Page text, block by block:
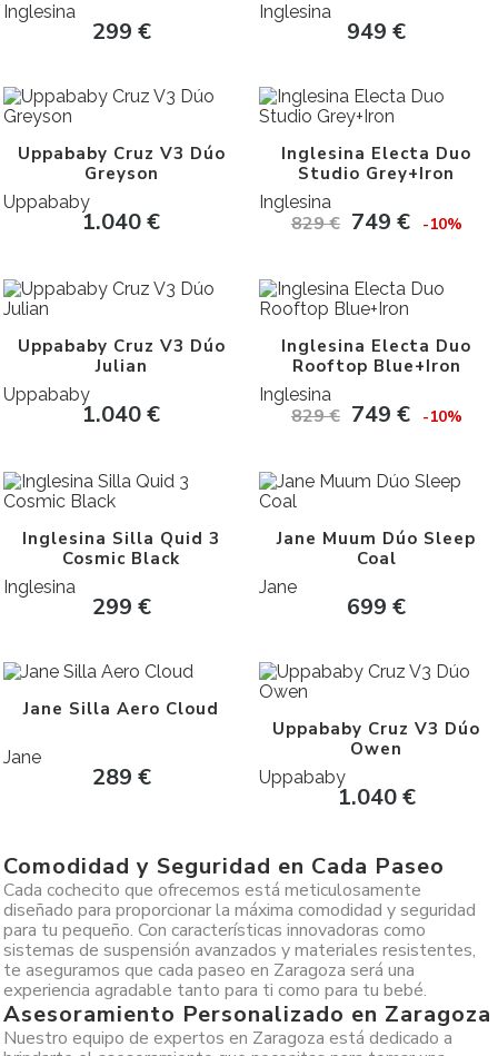
Inglesina
299 €
Inglesina
949€
Uppababy Cruz V3 Dúo
Greyson
Uppababy
1.040€
Inglesina Electa Duo
Studio Grey+Iron
Inglesina
829€ 749 € -10%
Uppababy Cruz V3 Dúo
Julian
Uppababy
1.040€
Inglesina Electa Duo
Rooftop Blue+Iron
Inglesina
829€ 749 € -10%
Inglesina Silla Quid 3
Cosmic Black
Inglesina
299 €
Jane Muum Dúo Sleep
Coal
Jane
699€
Jane Silla Aero Cloud
Jane
289 €
Uppababy Cruz V3 Dúo
Owen
Uppababy
1.040€
Comodidad y Seguridad en Cada Paseo
Cada cochecito que ofrecemos está meticulosamente
diseñado para proporcionar la máxima comodidad y seguridad
para tu pequeño. Con características innovadoras como
sistemas de suspensión avanzados y materiales resistentes,
te aseguramos que cada paseo en Zaragoza será una
experiencia agradable tanto para ti como para tu bebé.
Asesoramiento Personalizado en Zaragoza
Nuestro equipo de expertos en Zaragoza está dedicado a